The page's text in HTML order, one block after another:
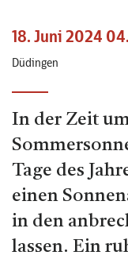
18. Juni 2024
Düdingen
In der Zeit
Tage des
einen
in den
lassen. Ein